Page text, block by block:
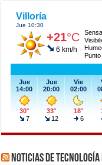
Noticias de